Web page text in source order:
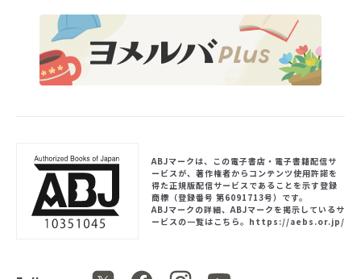
ABJマークは、この電子書店・電子書籍配信サ
ービスが、著作権者からコンテンツ使用許諾を
得た正規版配信サービスであることを示す登録
商標（登録番号 第6091713号）です。
ABJマークの詳細、ABJマークを掲示しているサ
ービスの一覧はこちら。 https://aebs.or.jp/